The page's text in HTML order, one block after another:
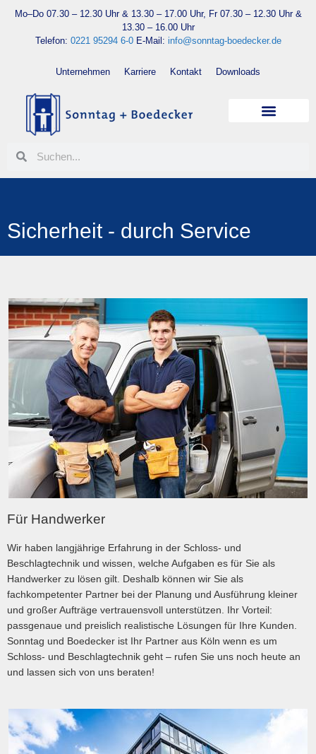
Mo–Do 07.30 – 12.30 Uhr & 13.30 – 17.00 Uhr, Fr 07.30 – 12.30 Uhr &
13.30 – 16.00 Uhr
Telefon: 0221 95294 6-0 E-Mail: info@sonntag-boedecker.de
Unternehmen Karriere Kontakt Downloads
Sicherheit - durch Service
Für Handwerker
Wir haben langjährige Erfahrung in der Schloss- und
Beschlagtechnik und wissen, welche Aufgaben es für Sie als
Handwerker zu lösen gilt. Deshalb können wir Sie als
fachkompetenter Partner bei der Planung und Ausführung kleiner
und großer Aufträge vertrauensvoll unterstützen. Ihr Vorteil:
passgenaue und preislich realistische Lösungen für Ihre Kunden.
Sonntag und Boedecker ist Ihr Partner aus Köln wenn es um
Schloss- und Beschlagtechnik geht – rufen Sie uns noch heute an
und lassen sich von uns beraten!